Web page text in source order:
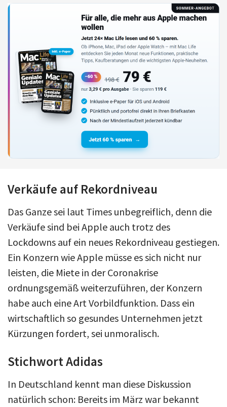
Verkäufe auf Rekordniveau
Das Ganze sei laut Times unbegreiflich, denn die
Verkäufe sind bei Apple auch trotz des
Lockdowns auf ein neues Rekordniveau gestiegen.
Ein Konzern wie Apple müsse es sich nicht nur
leisten, die Miete in der Coronakrise
ordnungsgemäß weiterzuführen, der Konzern
habe auch eine Art Vorbildfunktion. Dass ein
wirtschaftlich so gesundes Unternehmen jetzt
Kürzungen fordert, sei unmoralisch.
Stichwort Adidas
In Deutschland kennt man diese Diskussion
natürlich schon: Bereits im März war bekannt